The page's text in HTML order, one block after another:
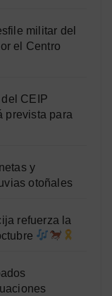
militar del
el Centro
CEIP
prevista para
y
otoñales
refuerza la